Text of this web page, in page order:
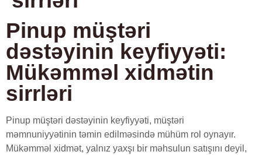
Pinup müştəri
dəstəyinin keyfiyyəti:
Mükəmməl xidmətin
sirrləri
Pinup müştəri dəstəyinin keyfiyyəti, müştəri
məmnuniyyətinin təmin edilməsində mühüm rol oynayır.
Mükəmməl xidmət, yalnız yaxşı bir məhsulun satışını deyil,